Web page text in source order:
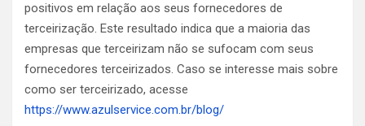
positivos em relação aos seus fornecedores de
terceirização. Este resultado indica que a maioria das
empresas que terceirizam não se sufocam com seus
fornecedores terceirizados. Caso se interesse mais sobre
como ser terceirizado, acesse
https://www.azulservice.com.br/blog/